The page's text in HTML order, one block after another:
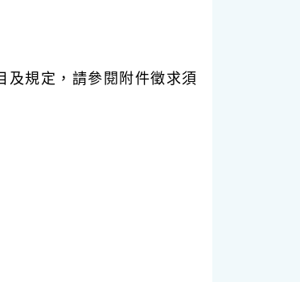
及規定，請參閱附件徵求須